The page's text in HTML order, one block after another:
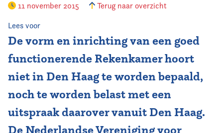
Opleiding
Vereniging
Contact
11 november 2015 Terug naar overzicht
Lees voor
De vorm en inrichting van een goed
functionerende Rekenkamer hoort
niet in Den Haag te worden bepaald,
noch te worden belast met een
uitspraak daarover vanuit Den Haag.
De Nederlandse Vereniging voor